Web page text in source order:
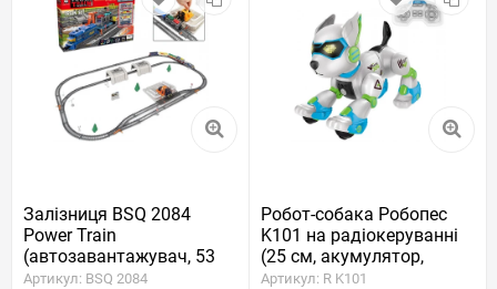
Залізниця BSQ 2084
Power Train
(автозавантажувач, 53
елементи, довжина колії
Артикул: BSQ 2084
Робот-собака Робопес
K101 на радіокеруванні
(25 см, акумулятор,
світло, звук)
Артикул: R K101